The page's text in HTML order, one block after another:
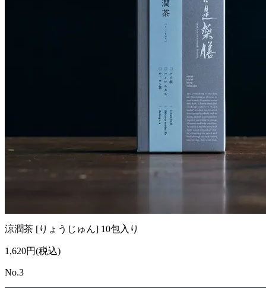
涼潤茶 [りょうじゅん] 10包入り
1,620円(税込)
No.3